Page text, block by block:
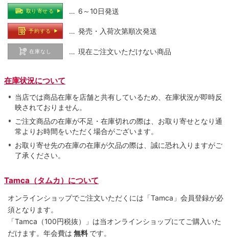
取り寄せる … 6～10日発送
予約する … 発売・入荷次第順次発送
在庫なし … 現在ご注文いただけない商品
在庫状況について
当店では商品在庫を店舗と共有しているため、在庫状況が即時反
映されておりません。
ご注文商品の在庫が不足・在庫切れの際は、お取り寄せとなり通
常よりお時間をいただく場合がございます。
お取り寄せ先の在庫の在庫が欠品の際は、誠に恐れ入りますがご
了承ください。
Tamca（タムカ）について
オンラインショップでご注⽂いただくには「Tamca」会員登録が必
須となります。
「Tamca （100円税抜）
」は当オンラインショップにてご購⼊いた
だけます。 年会費は 無料 です。